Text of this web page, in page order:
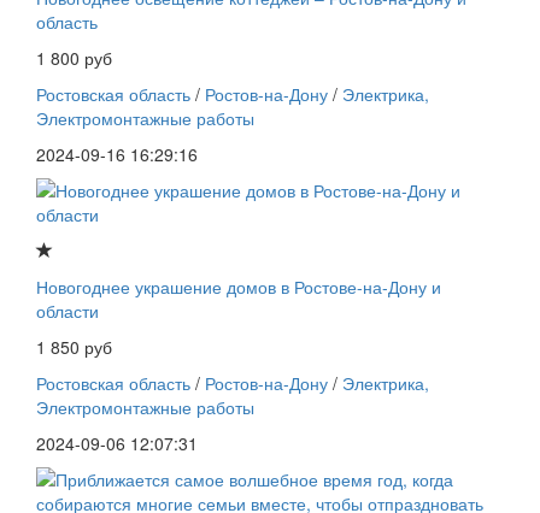
область
1 800 руб
Ростовская область / Ростов-на-Дону / Электрика,
Электромонтажные работы
2024-09-16 16:29:16
Новогоднее украшение домов в Ростове-на-Дону и
области
1 850 руб
Ростовская область / Ростов-на-Дону / Электрика,
Электромонтажные работы
2024-09-06 12:07:31